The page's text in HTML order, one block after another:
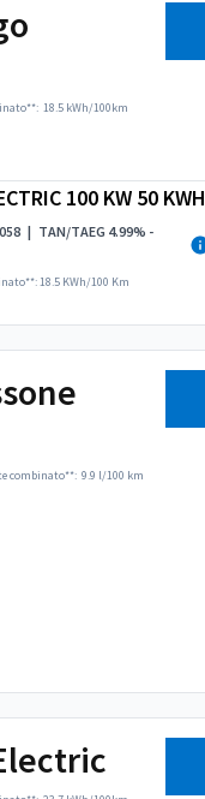
18.5 kWh/100km
100 KW 50 KWH
| TAN/TAEG 4.99% -
18.5 KWh/100 Km
combinato**: 9.9 l/100 km